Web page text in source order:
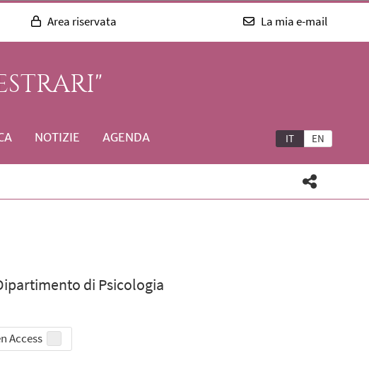
Area riservata La mia e-mail
IT EN
NOTIZIE AGENDA
di Psicologia
Access